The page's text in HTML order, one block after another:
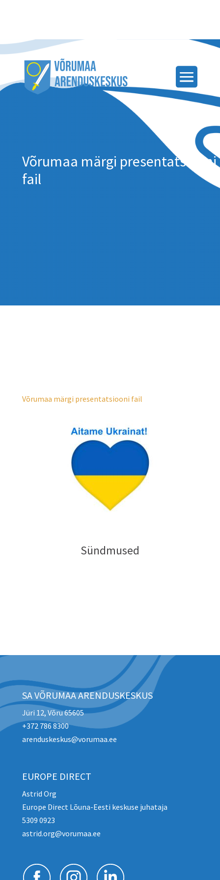
Võrumaa märgi presentatsiooni
fail
Võrumaa märgi presentatsiooni fail
Sündmused
SA VÕRUMAA ARENDUSKESKUS
Jüri 12, Võru 65605
+372 786 8300
arenduskeskus@vorumaa.ee
EUROPE DIRECT
Astrid Org
Europe Direct Lõuna-Eesti keskuse juhataja
5309 0923
astrid.org@vorumaa.ee